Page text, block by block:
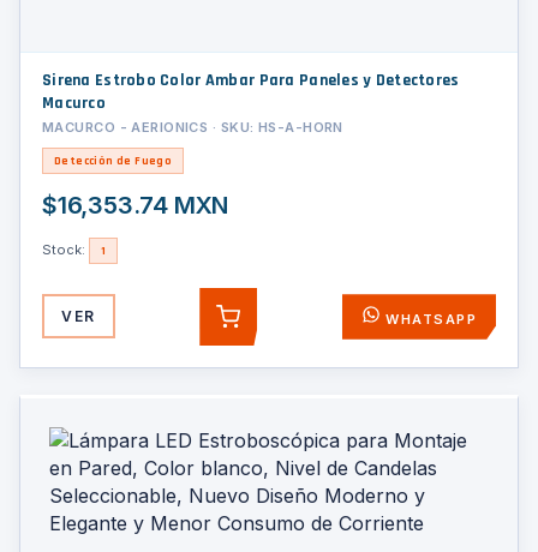
Sirena Estrobo Color Ambar Para Paneles y Detectores
Macurco
MACURCO - AERIONICS · SKU: HS-A-HORN
Detección de Fuego
$16,353.74 MXN
Stock: 1
VER AGREGAR WHATSAPP